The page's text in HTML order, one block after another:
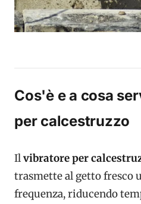
Cos'è e a cosa
per calcestruzzo
Ilvibratore per
trasmette al getto fresco
frequenza, riducendo